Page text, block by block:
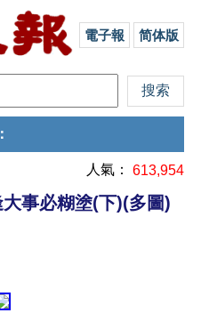
電子報 简体版
：
人氣： 613,954
事必糊塗(下)(多圖)